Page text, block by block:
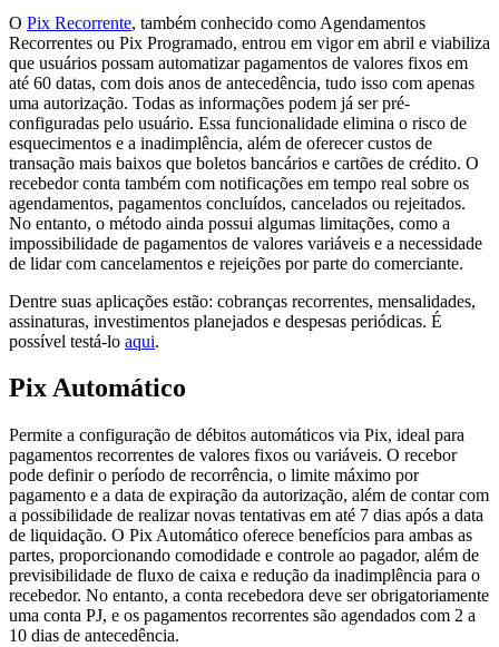
O Pix Recorrente, também conhecido como Agendamentos
Recorrentes ou Pix Programado, entrou em vigor em abril e viabiliza
que usuários possam automatizar pagamentos de valores fixos em
até 60 datas, com dois anos de antecedência, tudo isso com apenas
uma autorização. Todas as informações podem já ser pré-
configuradas pelo usuário. Essa funcionalidade elimina o risco de
esquecimentos e a inadimplência, além de oferecer custos de
transação mais baixos que boletos bancários e cartões de crédito. O
recebedor conta também com notificações em tempo real sobre os
agendamentos, pagamentos concluídos, cancelados ou rejeitados.
No entanto, o método ainda possui algumas limitações, como a
impossibilidade de pagamentos de valores variáveis e a necessidade
de lidar com cancelamentos e rejeições por parte do comerciante.
Dentre suas aplicações estão: cobranças recorrentes, mensalidades,
assinaturas, investimentos planejados e despesas periódicas. É
possível testá-lo aqui.
Pix Automático
Permite a configuração de débitos automáticos via Pix, ideal para
pagamentos recorrentes de valores fixos ou variáveis. O recebor
pode definir o período de recorrência, o limite máximo por
pagamento e a data de expiração da autorização, além de contar com
a possibilidade de realizar novas tentativas em até 7 dias após a data
de liquidação. O Pix Automático oferece benefícios para ambas as
partes, proporcionando comodidade e controle ao pagador, além de
previsibilidade de fluxo de caixa e redução da inadimplência para o
recebedor. No entanto, a conta recebedora deve ser obrigatoriamente
uma conta PJ, e os pagamentos recorrentes são agendados com 2 a
10 dias de antecedência.